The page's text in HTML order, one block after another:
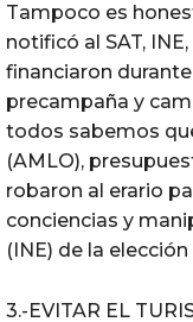
Tampoco es
notificó al SAT,
financiaron
precampaña y
todos sabemos
(AMLO),
robaron al erario
conciencias y
(INE) de la
3.-EVITAR EL